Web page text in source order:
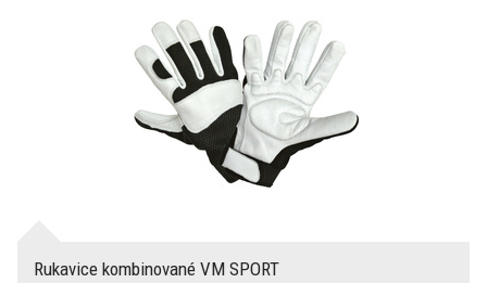
Rukavice kombinované VM SPORT